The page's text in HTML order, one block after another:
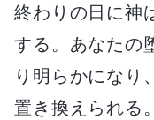
終わりの日に神
する。あなたの
り明らかになり
置き換えられる